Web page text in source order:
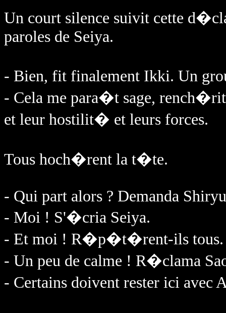
Un court silence suivit cette
paroles de Seiya.
- Bien, fit finalement Ikki. Un
- Cela me para�t sage,
et leur hostilit� et leurs forces.
Tous hoch�rent la t�te.
- Qui part alors ? Demanda
- Moi ! S'�cria Seiya.
- Et moi ! R�p�t�rent-ils tous.
- Un peu de calme ! R�clama
- Certains doivent rester ici